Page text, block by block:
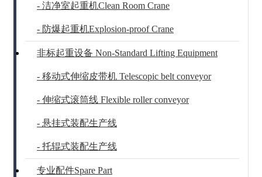
- 洁净室起重机Clean Room Crane
- 防爆起重机Explosion-proof Crane
非标起重设备 Non-Standard Lifting Equipment
- 移动式伸缩皮带机 Telescopic belt conveyor
- 伸缩式滚筒线 Flexible roller conveyor
- 悬挂式装配生产线
- 托辊式装配生产线
专业配件Spare Part